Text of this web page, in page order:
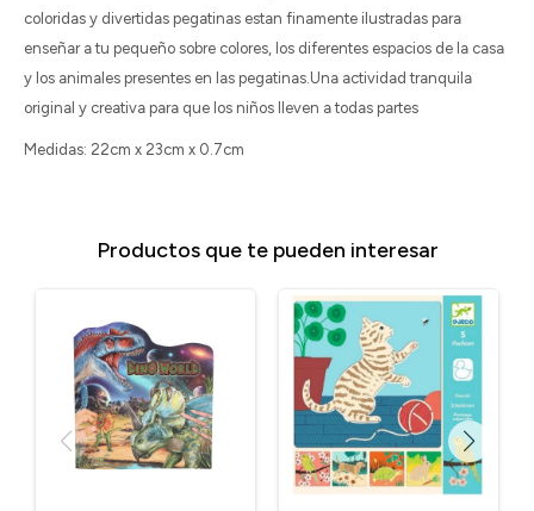
coloridas y divertidas pegatinas estan finamente ilustradas para
enseñar a tu pequeño sobre colores, los diferentes espacios de la casa
y los animales presentes en las pegatinas.Una actividad tranquila
original y creativa para que los niños lleven a todas partes
Medidas: 22cm x 23cm x 0.7cm
Productos que te pueden interesar